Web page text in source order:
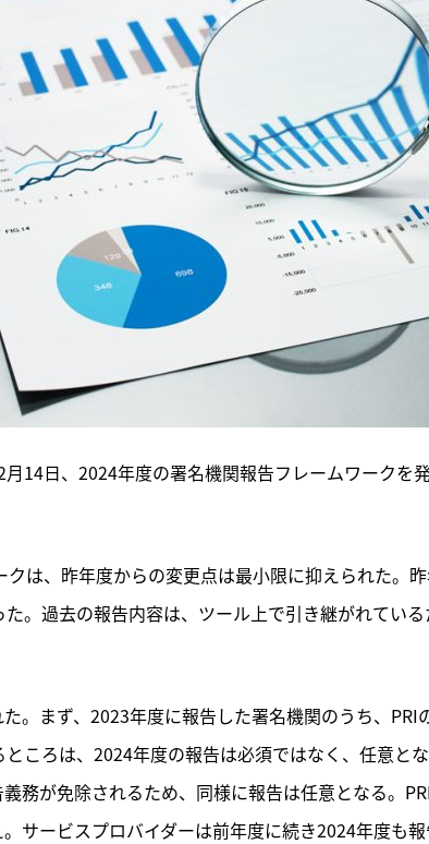
14日、2024年度の署名機関報告フレームワークを
は、 昨年度からの変更点は最小限に抑えられた。
。過去の報告内容は、ツール上で引き継がれてい
。まず、2023年度に報告した署名機関のうち、
ころは、2024年度の報告は必須ではなく、任意と
務が免除されるため、同様に報告は任意となる。
サービスプロバイダーは前年度に続き2024年度も報